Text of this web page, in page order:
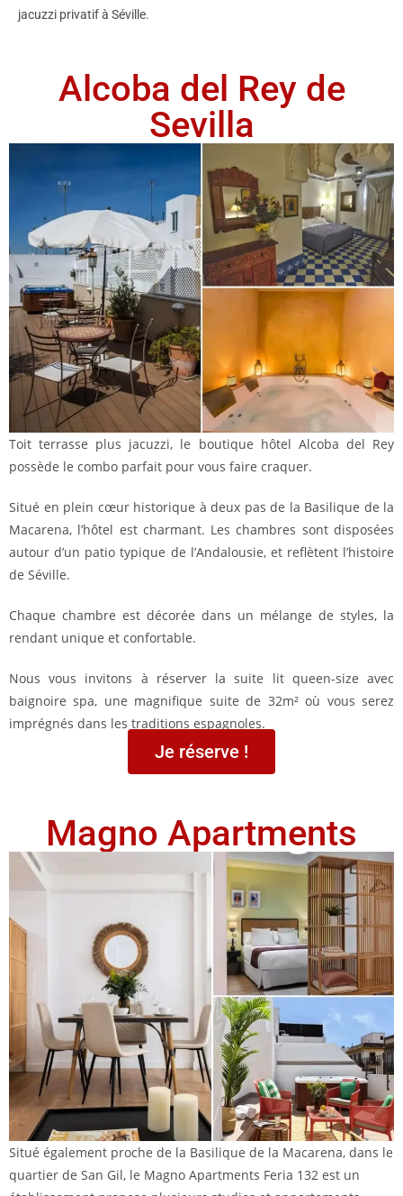
jacuzzi privatif à Séville.
Alcoba del Rey de
Sevilla
Toit terrasse plus jacuzzi, le boutique hôtel Alcoba del Rey
possède le combo parfait pour vous faire craquer.
Situé en plein cœur historique à deux pas de la Basilique de la
Macarena, l’hôtel est charmant. Les chambres sont disposées
autour d’un patio typique de l’Andalousie, et reflètent l’histoire
de Séville.
Chaque chambre est décorée dans un mélange de styles, la
rendant unique et confortable.
Nous vous invitons à réserver la suite lit queen-size avec
baignoire spa, une magnifique suite de 32m² où vous serez
imprégnés dans les traditions espagnoles.
Je réserve !
Magno Apartments
Situé également proche de la Basilique de la Macarena, dans le
quartier de San Gil, le Magno Apartments Feria 132 est un